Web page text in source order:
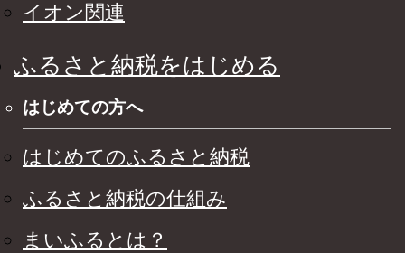
イオン関連
ふるさと納税をはじめる
はじめての方へ
はじめてのふるさと納税
ふるさと納税の仕組み
まいふるとは？